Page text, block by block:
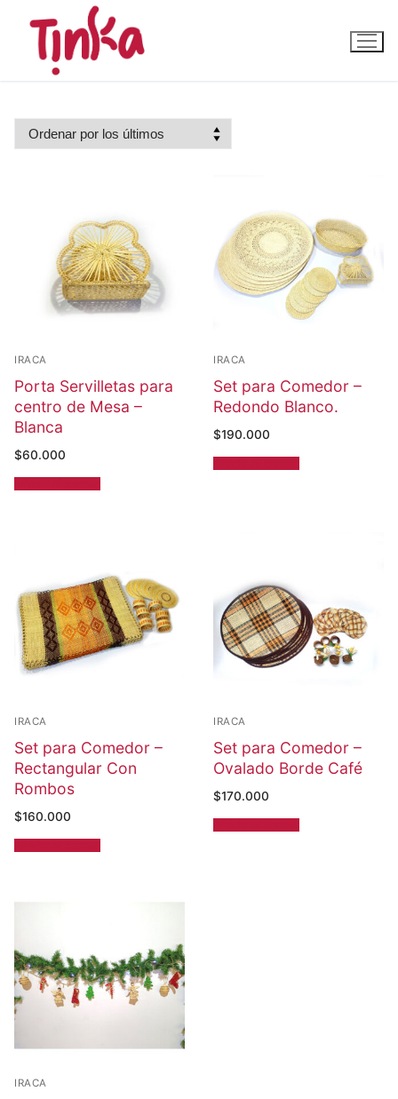
contenido
IRACA
Porta Servilletas para
centro de Mesa –
Blanca
$60.000
IRACA
Set para Comedor –
Redondo Blanco.
$190.000
IRACA
Set para Comedor –
Rectangular Con
Rombos
$160.000
IRACA
Set para Comedor –
Ovalado Borde Café
$170.000
IRACA